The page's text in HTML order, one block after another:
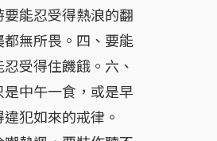
能忍受得熱浪的翻
無所畏。四、要能
受得住饑餓。六、
中午一食，或是早
犯如來的戒律。